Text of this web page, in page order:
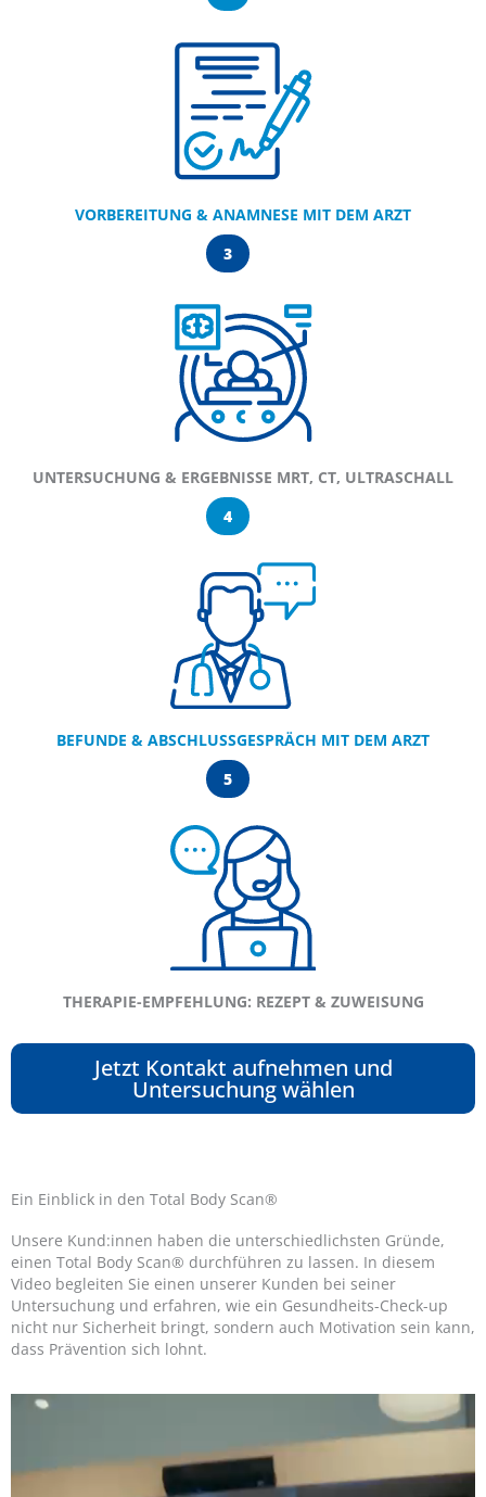
VORBEREITUNG & ANAMNESE MIT DEM ARZT
3
UNTERSUCHUNG & ERGEBNISSE MRT, CT, ULTRASCHALL
4
BEFUNDE & ABSCHLUSSGESPRÄCH MIT DEM ARZT
5
THERAPIE-EMPFEHLUNG: REZEPT & ZUWEISUNG
Jetzt Kontakt aufnehmen und
Untersuchung wählen
Ein Einblick in den Total Body Scan®
Unsere Kund:innen haben die unterschiedlichsten Gründe,
einen Total Body Scan® durchführen zu lassen. In diesem
Video begleiten Sie einen unserer Kunden bei seiner
Untersuchung und erfahren, wie ein Gesundheits-Check-up
nicht nur Sicherheit bringt, sondern auch Motivation sein kann,
dass Prävention sich lohnt.